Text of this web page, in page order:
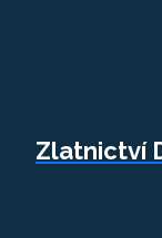
Zlatnictví
E-SHOP
Visací